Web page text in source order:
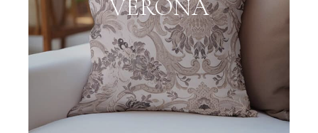
VERONA